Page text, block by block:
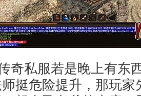
奇私服若是晚上有东
挺危险提升，那玩家